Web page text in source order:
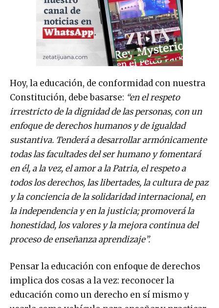
Hoy, la educación, de conformidad con nuestra
Constitución, debe basarse: “en el respeto
irrestricto de la dignidad de las personas, con un
enfoque de derechos humanos y de igualdad
sustantiva. Tenderá a desarrollar armónicamente
todas las facultades del ser humano y fomentará
en él, a la vez, el amor a la Patria, el respeto a
todos los derechos, las libertades, la cultura de paz
y la conciencia de la solidaridad internacional, en
la independencia y en la justicia; promoverá la
honestidad, los valores y la mejora continua del
proceso de enseñanza aprendizaje”.
Pensar la educación con enfoque de derechos
implica dos cosas a la vez: reconocer la
educación como un derecho en sí mismo y